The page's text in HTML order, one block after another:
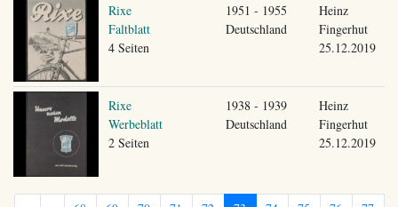
Rixe
Faltblatt
4 Seiten
1951 - 1955
Deutschland
Heinz
Fingerhut
25.12.2019
Rixe
Werbeblatt
2 Seiten
1938 - 1939
Deutschland
Heinz
Fingerhut
25.12.2019